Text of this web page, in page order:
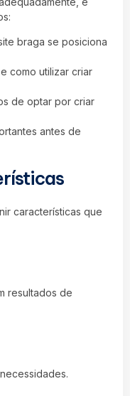
braga se posiciona
como utilizar criar
de optar por criar
antes de
características que
resultados de